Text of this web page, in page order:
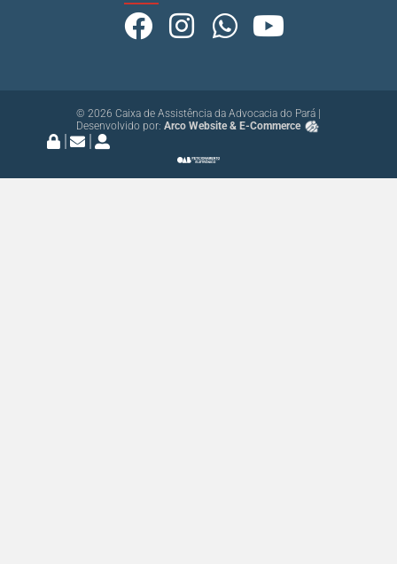
© 2026 Caixa de Assistência da Advocacia do Pará |
Desenvolvido por: Arco Website & E-Commerce